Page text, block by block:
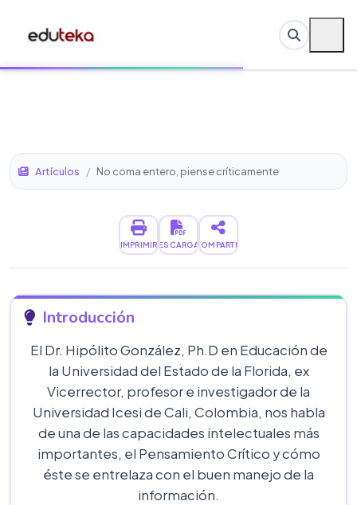
Artículos / No coma entero, piense críticamente
IMPRIMIRDESCARGARCOMPARTIR
Introducción
El Dr. Hipólito González, Ph.D en Educación de
la Universidad del Estado de la Florida, ex
Vicerrector, profesor e investigador de la
Universidad Icesi de Cali, Colombia, nos habla
de una de las capacidades intelectuales más
importantes, el Pensamiento Crítico y cómo
éste se entrelaza con el buen manejo de la
información.